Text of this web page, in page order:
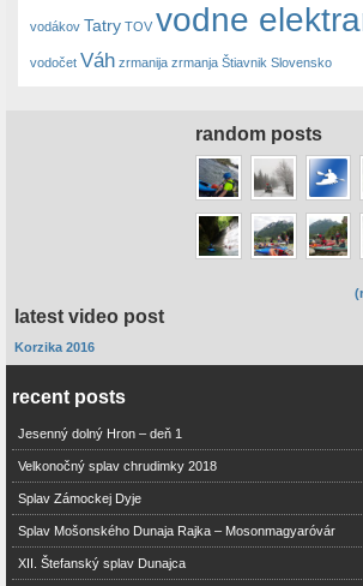
vodákov Tatry TOV vodne
vodočet Váh zrmanija zrmanja Štiavnik Slovensko
random posts
latest video post
Korzika 2016
recent posts
Jesenný dolný Hron – deň 1
Velkonočný splav chrudimky 2018
Splav Zámockej Dyje
Splav Mošonského Dunaja Rajka – Mosonmagyaróvár
XII. Štefanský splav Dunajca